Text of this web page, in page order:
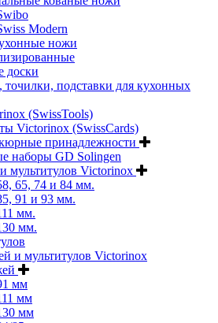
Modern
ножи
доски
точилки, подставки для кухонных
(SwissTools)
Victorinox (SwissCards)
принадлежности
наборы GD Solingen
мультитулов Victorinox
65, 74 и 84 мм.
91 и 93 мм.
мм.
мм.
и мультитулов Victorinox
мм
мм
мм